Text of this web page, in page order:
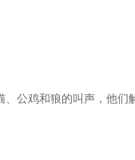
公鸡和狼的叫声，他们